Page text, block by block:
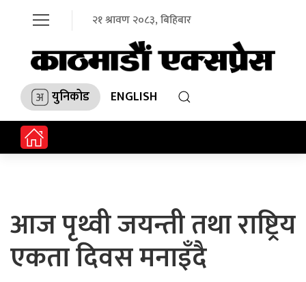
२१ श्रावण २०८३, बिहिबार
युनिकोड ENGLISH
आज पृथ्वी जयन्ती तथा राष्ट्रिय
एकता दिवस मनाइँदै